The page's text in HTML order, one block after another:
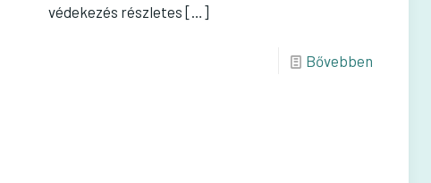
védekezés részletes […]
Bővebben